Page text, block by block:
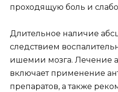
проходящую боль и
Длительное наличие
следствием
ишемии мозга. Лечение
включает применение
препаратов, а также